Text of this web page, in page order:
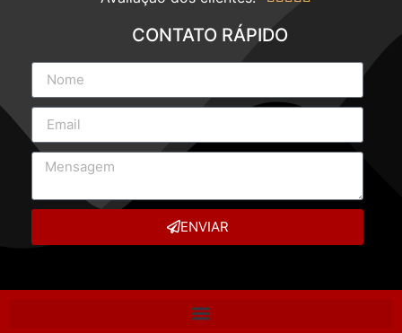
CONTATO RÁPIDO
ENVIAR